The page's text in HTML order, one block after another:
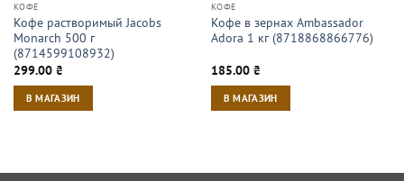
КОФЕ
Кофе растворимый Jacobs
Monarch 500 г
(8714599108932)
299.00 ₴
В МАГАЗИН
КОФЕ
Кофе в зернах Ambassador
Adora 1 кг (8718868866776)
185.00 ₴
В МАГАЗИН